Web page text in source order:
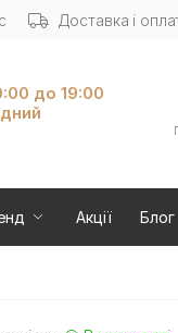
Доставка і
до 19:00
Акції Блог